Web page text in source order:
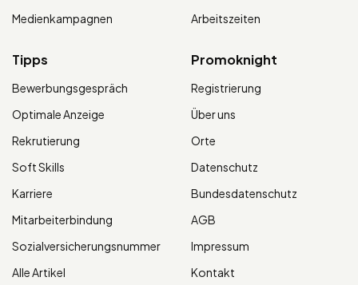
Medienkampagnen
Arbeitszeiten
Tipps
Bewerbungsgespräch
Optimale Anzeige
Rekrutierung
Soft Skills
Karriere
Mitarbeiterbindung
Sozialversicherungsnummer
Alle Artikel
Promoknight
Registrierung
Über uns
Orte
Datenschutz
Bundesdatenschutz
AGB
Impressum
Kontakt